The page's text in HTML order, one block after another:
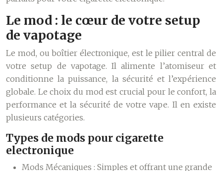
Le mod : le cœur de votre setup
de vapotage
Le mod, ou boîtier électronique, est le pilier central de
votre setup de vapotage. Il alimente l’atomiseur et
conditionne la puissance, la sécurité et l’expérience
globale. Le choix du mod est crucial pour le confort, la
performance et la sécurité de votre vape. Il en existe
plusieurs catégories.
Types de mods pour cigarette
electronique
Mods Mécaniques : Simples et offrant une grande